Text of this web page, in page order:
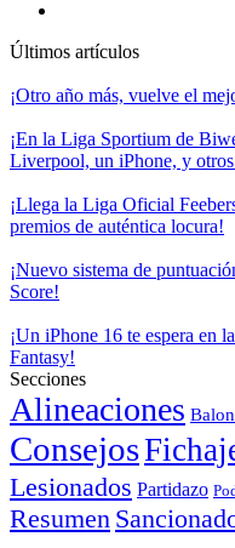
Últimos artículos
¡Otro año más, vuelve el
¡En la Liga Sportium de
Liverpool, un iPhone, y
¡Llega la Liga Oficial
premios de auténtica locura!
¡Nuevo sistema de
Score!
¡Un iPhone 16 te espera en
Fantasy!
Secciones
Alineaciones
Consejos
Lesionados Partidazo
Resumen